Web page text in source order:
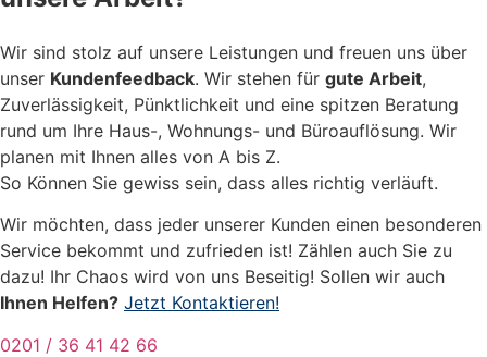
Wir sind stolz auf unsere Leistungen und freuen uns über
unser Kundenfeedback. Wir stehen für gute Arbeit,
Zuverlässigkeit, Pünktlichkeit und eine spitzen Beratung
rund um Ihre Haus-, Wohnungs- und Büroauflösung. Wir
planen mit Ihnen alles von A bis Z.
So Können Sie gewiss sein, dass alles richtig verläuft.
Wir möchten, dass jeder unserer Kunden einen besonderen
Service bekommt und zufrieden ist! Zählen auch Sie zu
dazu! Ihr Chaos wird von uns Beseitig! Sollen wir auch
Ihnen Helfen? Jetzt Kontaktieren!
0201 / 36 41 42 66